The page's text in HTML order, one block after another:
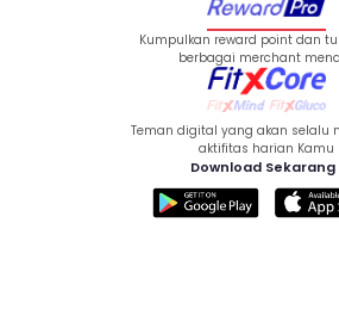
Kumpulkan reward point dan
berbagai merchant
Teman digital yang akan selalu
aktifitas harian Kamu
Download Sekarang